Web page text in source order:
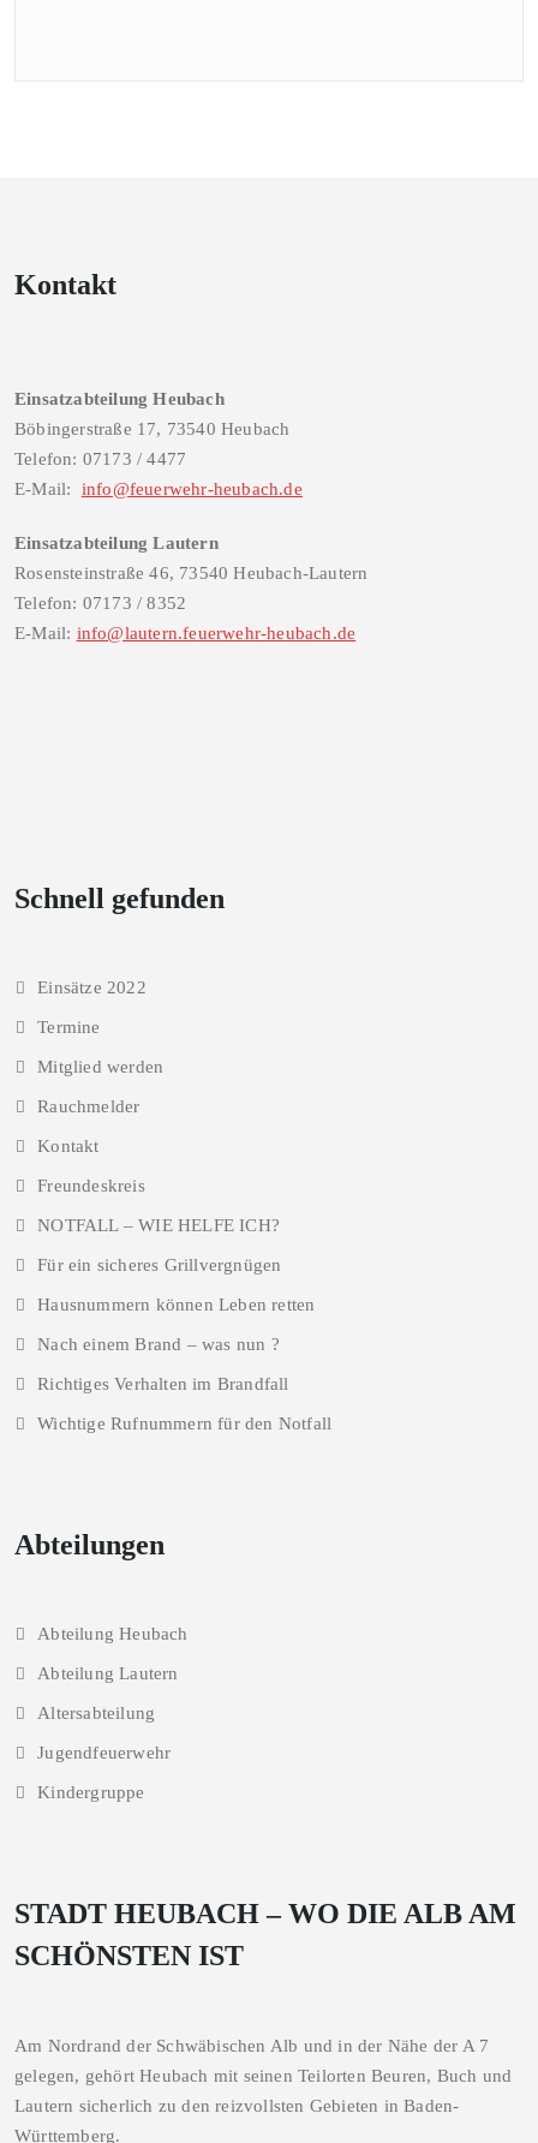
Kontakt
Einsatzabteilung Heubach
Böbingerstraße 17, 73540 Heubach
Telefon: 07173 / 4477
E-Mail: info@feuerwehr-heubach.de
Einsatzabteilung Lautern
Rosensteinstraße 46, 73540 Heubach-Lautern
Telefon: 07173 / 8352
E-Mail: info@lautern.feuerwehr-heubach.de
Schnell gefunden
Einsätze 2022
Termine
Mitglied werden
Rauchmelder
Kontakt
Freundeskreis
NOTFALL – WIE HELFE ICH?
Für ein sicheres Grillvergnügen
Hausnummern können Leben retten
Nach einem Brand – was nun ?
Richtiges Verhalten im Brandfall
Wichtige Rufnummern für den Notfall
Abteilungen
Abteilung Heubach
Abteilung Lautern
Altersabteilung
Jugendfeuerwehr
Kindergruppe
STADT HEUBACH – WO DIE ALB AM
SCHÖNSTEN IST
Am Nordrand der Schwäbischen Alb und in der Nähe der A 7
gelegen, gehört Heubach mit seinen Teilorten Beuren, Buch und
Lautern sicherlich zu den reizvollsten Gebieten in Baden-
Württemberg.